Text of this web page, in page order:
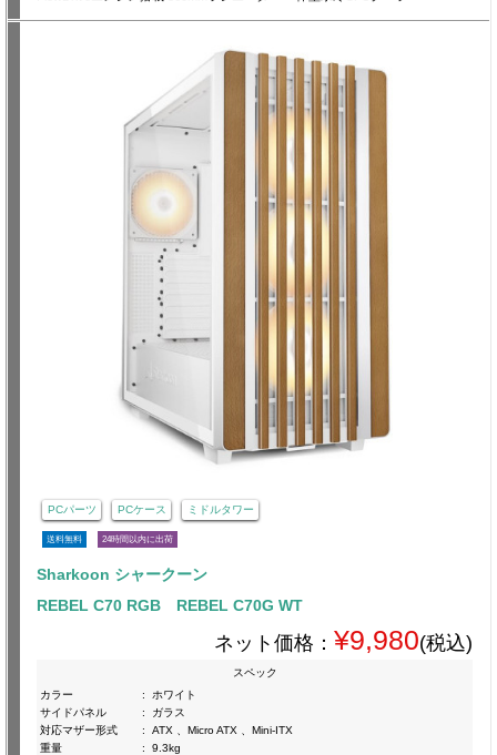
PCパーツ PCケース ミドルタワー
送料無料 24時間以内に出荷
Sharkoon シャークーン
REBEL C70 RGB REBEL C70G WT
ネット価格： ¥9,980(税込)
スペック
カラー
:
ホワイト
サイドパネル
:
ガラス
対応マザー形式
:
ATX 、Micro ATX 、Mini-ITX
重量
:
9.3kg